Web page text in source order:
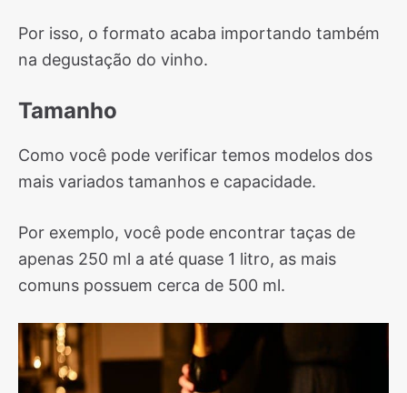
Por isso, o formato acaba importando também
na degustação do vinho.
Tamanho
Como você pode verificar temos modelos dos
mais variados tamanhos e capacidade.
Por exemplo, você pode encontrar taças de
apenas 250 ml a até quase 1 litro, as mais
comuns possuem cerca de 500 ml.